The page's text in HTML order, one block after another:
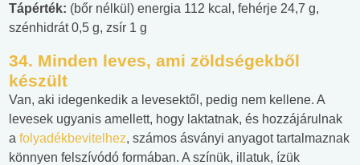
Tápérték: (bőr nélkül) energia 112 kcal, fehérje 24,7 g,
szénhidrát 0,5 g, zsír 1 g
34. Minden leves, ami zöldségekből
készült
Van, aki idegenkedik a levesektől, pedig nem kellene. A
levesek ugyanis amellett, hogy laktatnak, és hozzájárulnak
a folyadékbevitelhez, számos ásványi anyagot tartalmaznak
könnyen felszívódó formában. A színük, illatuk, ízük